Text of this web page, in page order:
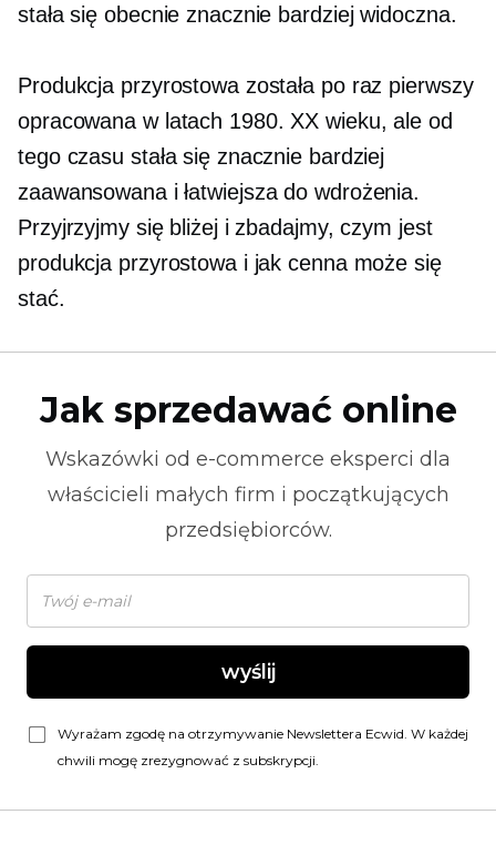
stała się obecnie znacznie bardziej widoczna.
Produkcja przyrostowa została po raz pierwszy
opracowana w latach 1980. XX wieku, ale od
tego czasu stała się znacznie bardziej
zaawansowana i łatwiejsza do wdrożenia.
Przyjrzyjmy się bliżej i zbadajmy, czym jest
produkcja przyrostowa i jak cenna może się
stać.
Jak sprzedawać online
Wskazówki od e-commerce eksperci dla
właścicieli małych firm i początkujących
przedsiębiorców.
wyślij
Wyrażam zgodę na otrzymywanie Newslettera Ecwid. W każdej
chwili mogę zrezygnować z subskrypcji.